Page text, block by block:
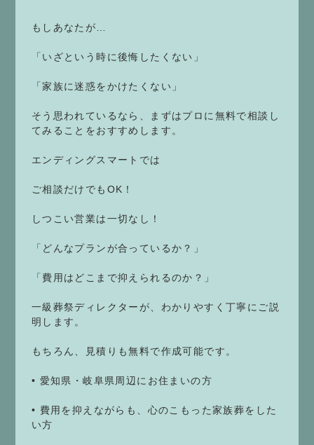
もしあなたが…
「いざという時に後悔したくない」
「家族に迷惑をかけたくない」
そう思われているなら、まずはプロに無料で相談し
てみることをおすすめします。
エンディングスマートでは
ご相談だけでもOK！
しつこい営業は一切なし！
「どんなプランが合っているか？」
「費用はどこまで抑えられるのか？」
一級葬祭ディレクターが、わかりやすく丁寧にご説
明します。
もちろん、見積りも無料で作成可能です。
• 愛知県・岐阜県周辺にお住まいの方
• 費用を抑えながらも、心のこもった家族葬をした
い方